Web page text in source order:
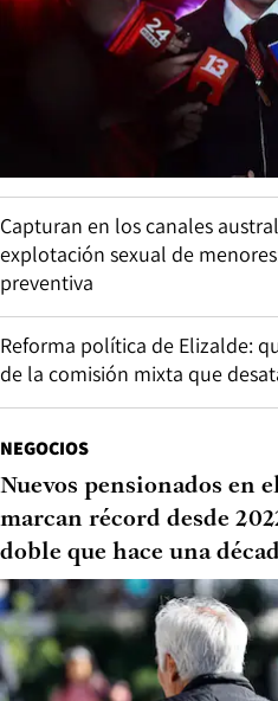
Capturan en los canales
explotación sexual de
preventiva
Reforma política de Elizalde:
de la comisión mixta que
NEGOCIOS
Nuevos pensionados en
marcan récord desde
doble que hace una